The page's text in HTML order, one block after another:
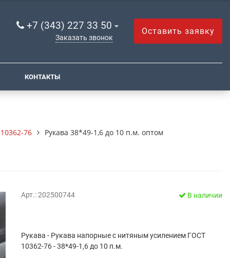
+7 (343) 227 33 50
Заказать звонок
Оставить заявку
КОНТАКТЫ
76 Рукава 38*49-1,6 до 10 п.м. оптом
Арт.: 202500744 В наличии
Рукава - Рукава напорные с нитяным усилением ГОСТ
10362-76 - 38*49-1,6 до 10 п.м.